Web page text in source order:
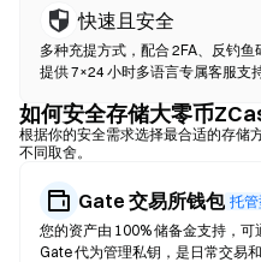
快速且安全
多种充提方式，配合 2FA、反钓鱼
提供 7×24 小时多语言专属客服支持
如何安全存储大零币
根据你的安全需求选择最合适的存储
不同取舍。
Gate 交易所钱包 托管
您的资产由 100% 储备金支持，可
Gate 代为管理私钥，是日常交易